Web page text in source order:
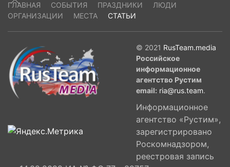
ГЛАВНАЯ СОБЫТИЯ ПРАЗДНИКИ
ЛЮДИ
ОРГАНИЗАЦИИ
МЕСТА СТАТЬИ
© 2021 RusTeam.media
Российское
информационное
агентство Рустим
email: ria@rus.team.
Информационное
агентство «Рустим»,
зарегистрировано
Роскомнадзором,
реестровая запись